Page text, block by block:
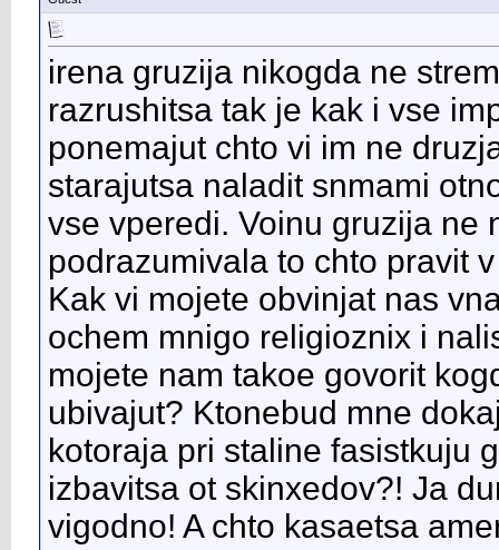
irena gruzija nikogda ne
razrushitsa tak je kak i vse
ponemajut chto vi im ne
starajutsa naladit snmami
vse vperedi. Voinu gruzija ne
podrazumivala to chto pravit
Kak vi mojete obvinjat nas
ochem mnigo religioznix i
mojete nam takoe govorit
ubivajut? Ktonebud mne
kotoraja pri staline fasistkuju
izbavitsa ot skinxedov?! Ja
vigodno! A chto kasaetsa